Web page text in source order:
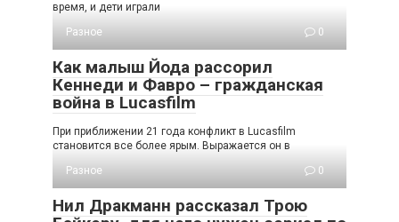
время, и дети играли
Разное
0
Как малыш Йода рассорил
Кеннеди и Фавро – гражданская
война в Lucasfilm
При приближении 21 года конфликт в Lucasfilm
становится все более ярым. Выражается он в
Разное
0
Нил Дракманн рассказал Трою